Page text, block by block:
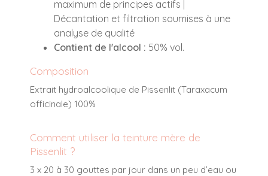
maximum de principes actifs |
Décantation et filtration soumises à une
analyse de qualité
Contient de l'alcool : 50% vol.
Composition
Extrait hydroalcoolique de Pissenlit (Taraxacum
officinale) 100%
Comment utiliser la teinture mère de
Pissenlit ?
3 x 20 à 30 gouttes par jour dans un peu d’eau ou